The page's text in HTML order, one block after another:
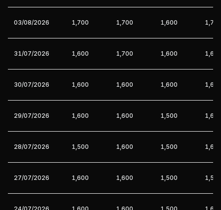
03/08/2026 1,700 1,700 1,600
31/07/2026 1,600 1,700 1,600
30/07/2026 1,600 1,600 1,600
29/07/2026 1,600 1,600 1,500
28/07/2026 1,500 1,600 1,500
27/07/2026 1,600 1,600 1,500